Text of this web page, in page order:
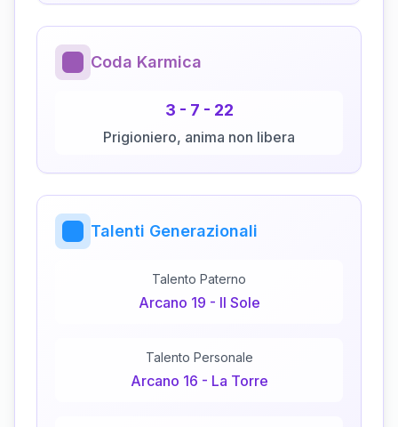
Coda Karmica
3 - 7 - 22
Prigioniero, anima non libera
Talenti Generazionali
Talento Paterno
Arcano 19 - Il Sole
Talento Personale
Arcano 16 - La Torre